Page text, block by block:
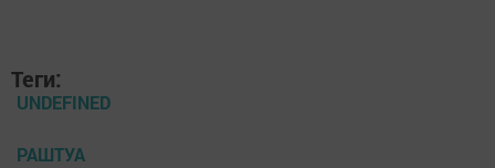
Теги:
UNDEFINED
РАШТУА